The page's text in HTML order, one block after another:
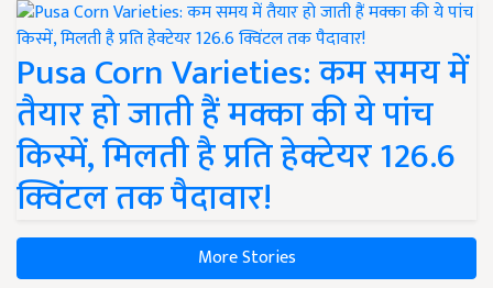
Pusa Corn Varieties: कम समय में
तैयार हो जाती हैं मक्का की ये पांच
किस्में, मिलती है प्रति हेक्टेयर 126.6
क्विंटल तक पैदावार!
More Stories